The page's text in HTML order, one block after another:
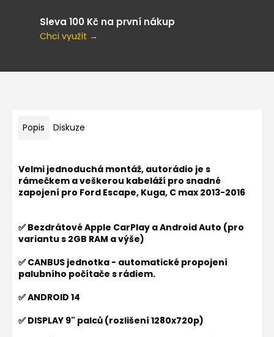
Sleva 100 Kč na první nákup
Chci využít →
Popis Diskuze
Velmi jednoduchá montáž, autorádio je s
rámečkem a veškerou kabeláží pro snadné
zapojení pro Ford Escape, Kuga, C max 2013-2016
✅ Bezdrátové Apple CarPlay a Android Auto (pro
variantu s 2GB RAM a výše)
✅ CANBUS jednotka - automatické propojení
palubního počítače s rádiem.
✅ ANDROID 14
✅ DISPLAY 9" palců (rozlišení 1280x720p)